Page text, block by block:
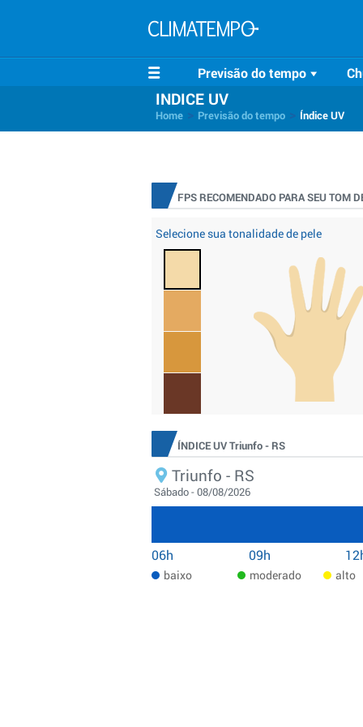
Previsão do tempo
INDICE UV
Home Previsão do tempo Índice UV
FPS RECOMENDADO PARA SEU TOM
Selecione sua tonalidade de pele
ÍNDICE UV Triunfo - RS
Triunfo - RS
Sábado - 08/08/2026
06h 09h
baixo moderado alto